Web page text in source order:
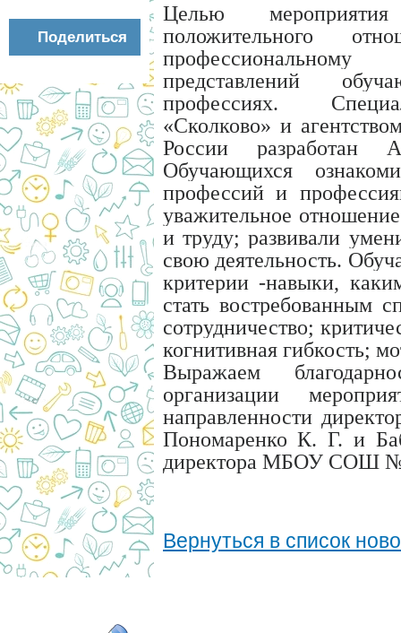
Поделиться
Целью
положительного
представлений
профессиях.
«Сколково» и
России разработан
Обучающихся
профессий и
уважительное
и труду; развивали
свою деятельность.
критерии -навыки,
стать востребованным
сотрудничество;
когнитивная гибкость;
Выражаем
организации
направленности
Пономаренко К. Г. и
директора МБОУ СОШ
Вернуться в список